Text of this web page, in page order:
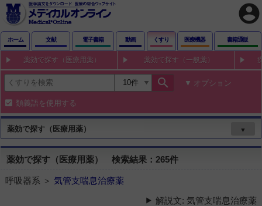
account_circle
ホーム 文献 電子書籍 動画 くすり 医療機器 書籍通販
薬効で探す（医療用薬） 薬効で探す（一般薬）
search オプション
類義語を使用する
薬効で探す（医療用薬） ▼
薬効で探す（医療用薬） 検索結果：265件
呼吸器系 ＞ 気管支喘息治療薬
解説文: 気管支喘息治療薬